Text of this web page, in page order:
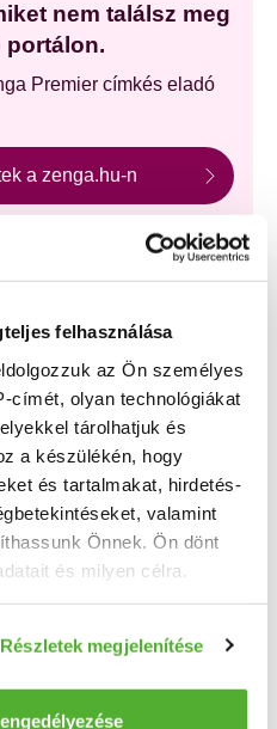
felhasználása
az Ön személyes
címét, olyan technológiákat
tárolhatjuk és
a készülékén, hogy
és tartalmakat, hirdetés-
valamint
Önnek. Ön dönt
és milyen célra.
földrajzi elhelyezkedéséről
annak konkrét
Részletek megjelenítése
nem találsz meg
portálon.
Premier címkés eladó
a zenga.hu-n
és az Otthon
nagy részét a
vagy bérlőt
havi 7 800 Ft-tól!
képfeltöltés,
HIRDETÉS FELADÁSA